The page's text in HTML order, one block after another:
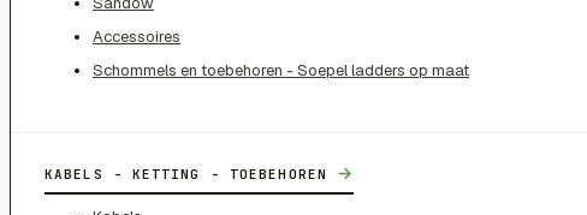
Accessoires
Schommels en toebehoren - Soepel ladders op maat
KABELS - KETTING - TOEBEHOREN →